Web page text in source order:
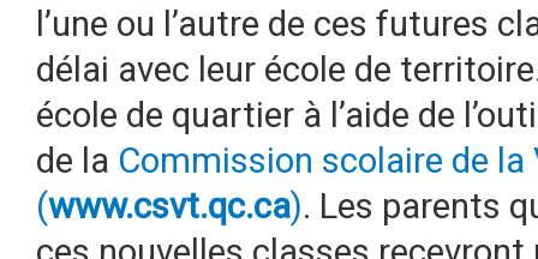
l’une ou l’autre de ces futures
délai avec leur école de
école de quartier à l’aide de
de la Commission scolaire de la
(www.csvt.qc.ca). Les parents